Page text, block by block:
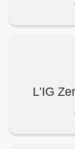
L'IG